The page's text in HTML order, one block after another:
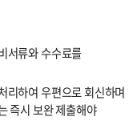
서류와 수수료를
리하여 우편으로 회신하며
즉시 보완 제출해야